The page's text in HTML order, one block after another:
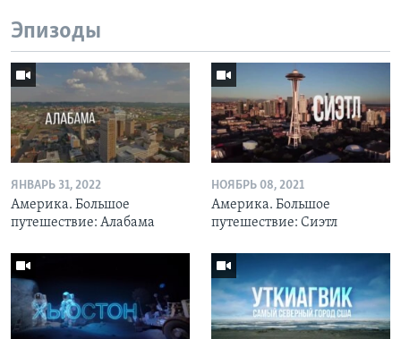
Эпизоды
ЯНВАРЬ 31, 2022
Америка. Большое
путешествие: Алабама
НОЯБРЬ 08, 2021
Америка. Большое
путешествие: Сиэтл